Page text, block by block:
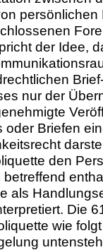
der Idee,
nur der
oder Briefen
den
als
Die
wie